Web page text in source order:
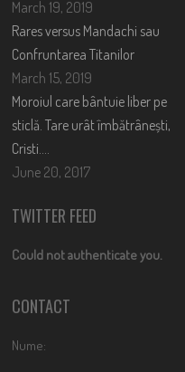
March 19, 2019
Rares versus Mandachi sau
Confruntarea Titanilor
March 15, 2019
Moroiul care bântuie liber pe
sticlă. Tare urât îmbătrânești,
Cristi….
June 20, 2017
TWITTER FEED
Could not authenticate you.
CONTACT
Nume: